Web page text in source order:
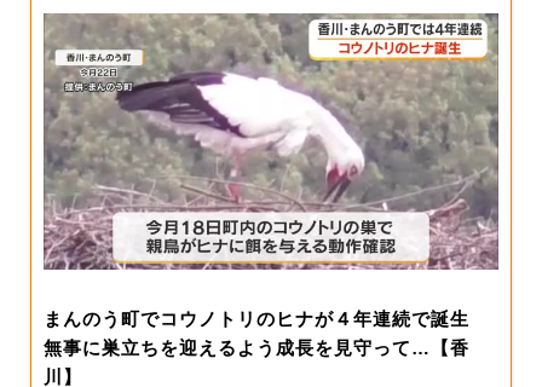
まんのう町でコウノトリのヒナが４年連続で誕生
無事に巣立ちを迎えるよう成長を見守って…【香
川】